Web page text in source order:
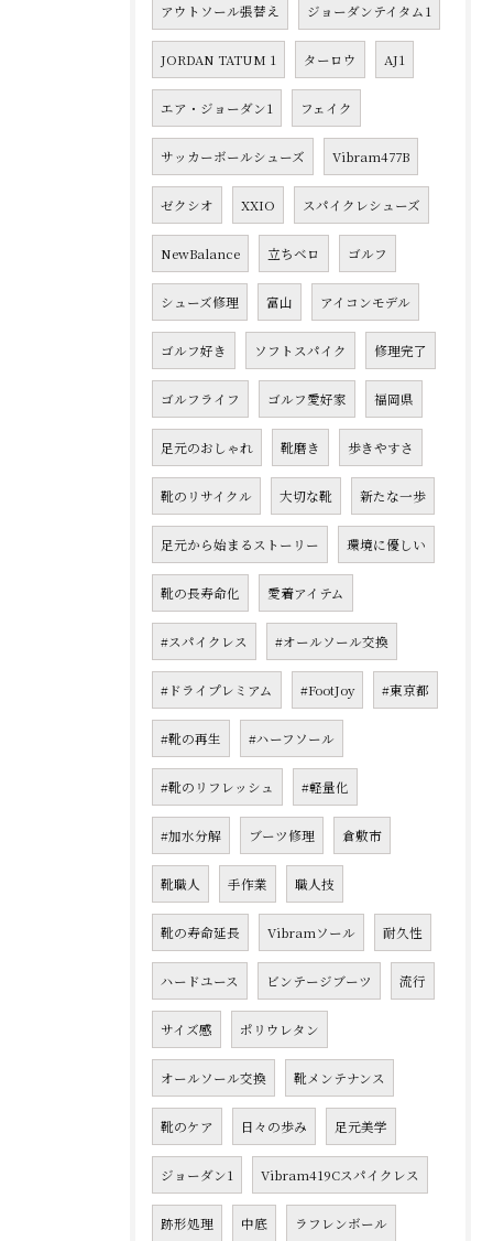
アウトソール張替え ジョーダンテイタム1
JORDAN TATUM 1 ターロウ AJ1
エア・ジョーダン1 フェイク
サッカーボールシューズ Vibram477B
ゼクシオ XXIO スパイクレシューズ
NewBalance 立ちベロ ゴルフ
シューズ修理 富山 アイコンモデル
ゴルフ好き ソフトスパイク 修理完了
ゴルフライフ ゴルフ愛好家 福岡県
足元のおしゃれ 靴磨き 歩きやすさ
靴のリサイクル 大切な靴 新たな一歩
足元から始まるストーリー 環境に優しい
靴の長寿命化 愛着アイテム
#スパイクレス #オールソール交換
#ドライプレミアム #FootJoy #東京都
#靴の再生 #ハーフソール
#靴のリフレッシュ #軽量化
#加水分解 ブーツ修理 倉敷市
靴職人 手作業 職人技
靴の寿命延長 Vibramソール 耐久性
ハードユース ビンテージブーツ 流行
サイズ感 ポリウレタン
オールソール交換 靴メンテナンス
靴のケア 日々の歩み 足元美学
ジョーダン1 Vibram419Cスパイクレス
跡形処理 中底 ラフレンボール